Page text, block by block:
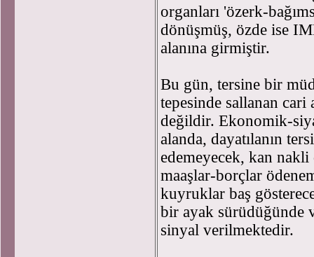
organları 'özerk-
dönüşmüş, özde ise
alanına girmiştir.
Bu gün, tersine bir
tepesinde sallanan cari
değildir. Ekonomik-
alanda, dayatılanın
edemeyecek, kan
maaşlar-borçlar
kuyruklar baş
bir ayak sürüdüğünde
sinyal verilmektedir.